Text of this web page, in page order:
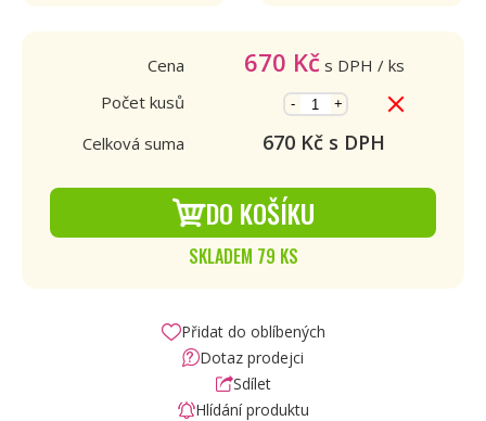
Cena 670 Kč s DPH / ks
Počet kusů
- +
Celková suma 670 Kč s DPH
DO KOŠÍKU
SKLADEM 79 KS
Přidat do oblíbených
Dotaz prodejci
Sdílet
Hlídání produktu